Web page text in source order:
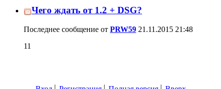
Чего ждать от 1.2 + DSG?
Последнее сообщение от PRW59 21.11.2015 21:48
11